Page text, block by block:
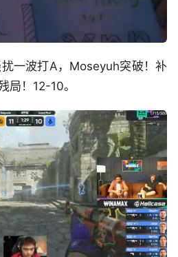
一波打A，Moseyuh突破！补
局！12-10。